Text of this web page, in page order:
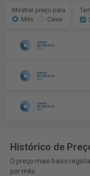
Mostrar preço para
Mês
Caixa
Histórico de
O preço mais baixo
por mês.